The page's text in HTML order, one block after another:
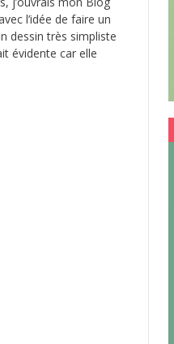
l’idée de faire un
dessin très simpliste
évidente car elle